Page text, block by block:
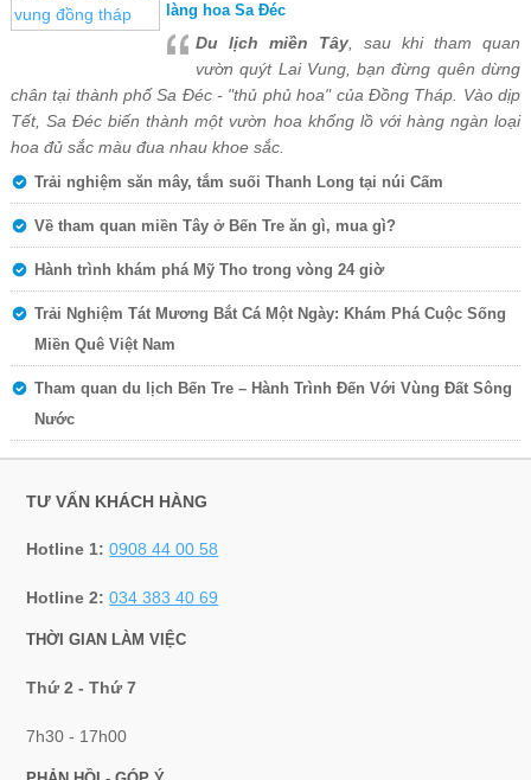
làng hoa Sa Đéc
Du lịch miền Tây , sau khi tham quan
vườn quýt Lai Vung, bạn đừng quên dừng
chân tại thành phố Sa Đéc - "thủ phủ hoa" của Đồng Tháp. Vào dịp
Tết, Sa Đéc biến thành một vườn hoa khổng lồ với hàng ngàn loại
hoa đủ sắc màu đua nhau khoe sắc.
Trải nghiệm săn mây, tắm suối Thanh Long tại núi Cấm
Về tham quan miền Tây ở Bến Tre ăn gì, mua gì?
Hành trình khám phá Mỹ Tho trong vòng 24 giờ
Trải Nghiệm Tát Mương Bắt Cá Một Ngày: Khám Phá Cuộc Sống
Miền Quê Việt Nam
Tham quan du lịch Bến Tre – Hành Trình Đến Với Vùng Đất Sông
Nước
TƯ VẤN KHÁCH HÀNG
Hotline 1:0908 44 00 58
Hotline 2:034 383 40 69
THỜI GIAN LÀM VIỆC
Thứ 2 - Thứ 7
7h30 - 17h00